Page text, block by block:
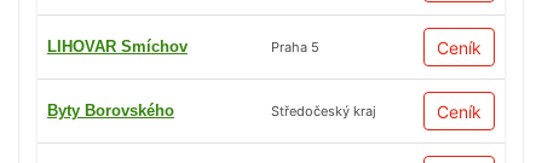
LIHOVAR Smíchov Praha 5 Ceník
Byty Borovského Středočeský kraj Ceník